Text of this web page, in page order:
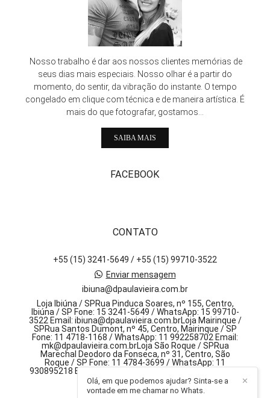
Nosso trabalho é dar aos nossos clientes memórias de
seus dias mais especiais. Nosso olhar é a partir do
momento, do sentir, da vibração do instante. O tempo
congelado em clique com técnica e de maneira artística. É
mais do que fotografar, gostamos...
SAIBA MAIS
FACEBOOK
CONTATO
+55 (15) 3241-5649 / +55 (15) 99710-3522
Enviar mensagem
ibiuna@dpaulavieira.com.br
Loja Ibiúna / SPRua Pinduca Soares, nº 155, Centro,
Ibiúna / SP Fone: 15 3241-5649 / WhatsApp: 15 99710-
3522 Email: ibiuna@dpaulavieira.com.brLoja Mairinque /
SPRua Santos Dumont, nº 45, Centro, Mairinque / SP
Fone: 11 4718-1168 / WhatsApp: 11 992258702 Email:
mk@dpaulavieira.com.brLoja São Roque / SPRua
Marechal Deodoro da Fonseca, nº 31, Centro, São
Roque / SP Fone: 11 4784-3699 / WhatsApp: 11
930895218 Email: sr@dpaulavieira.com.br, 155 - centro
Ibiúna / SP
✕
Olá, em que podemos ajudar? Sinta-se a
vontade em me chamar no Whats.